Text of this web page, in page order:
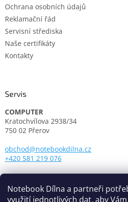
Notebook Dílna a partneři
využití jednotlivých dat, aby
Ochrana osobních údajů
Reklamační řád
Servisní střediska
Naše certifikáty
Kontakty
Servis
COMPUTER
Kratochvílova 2938/34
750 02 Přerov
obchod@notebookdilna.cz
+420 581 219 076
Otevírací doba:
Pondělí - Pátek: 9.00 - 17.00